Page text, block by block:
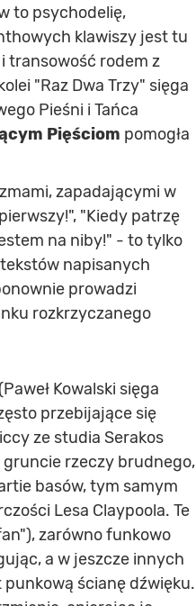
to psychodelię,
klawiszy jest tu
transowość rodem z
"Raz Dwa Trzy" sięga
Pieśni i Tańca
Pięściom pomogła
zapadającymi w
"Kiedy patrzę
na niby!" - to tylko
napisanych
prowadzi
rozkrzyczanego
Kowalski sięga
przebijające się
ze studia Serakos
rzeczy brudnego,
basów, tym samym
Lesa Claypoola. Te
zarówno funkowo
a w jeszcze innych
ścianę dźwięku.